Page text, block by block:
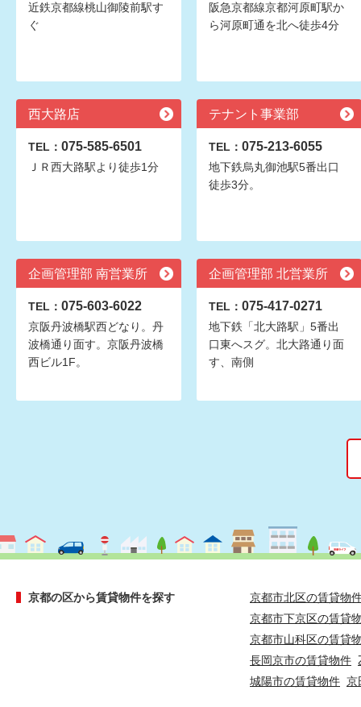
近鉄京都線桃山御陵前駅す
ぐ
阪急京都線京都河原町駅か
ら河原町通を北へ徒歩4分
西大路店
TEL： 075-585-6501
ＪＲ西大路駅より徒歩1分
テナント事業部
TEL： 075-213-6055
地下鉄烏丸御池駅5番出口
徒歩3分。
企画管理部 南営業所
TEL： 075-603-6022
京阪丹波橋駅西どなり。丹
波橋通り面す。京阪丹波橋
西ビル1F。
企画管理部 北営業所
TEL： 075-417-0271
地下鉄「北大路駅」5番出
口東へスグ。北大路通り面
す、南側
京都の区から賃貸物件を探す
京都市北区の賃貸物
京都市下京区の賃貸
京都市山科区の賃貸
長岡京市の賃貸物件
城陽市の賃貸物件 京